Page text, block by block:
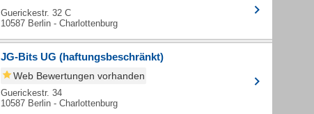
Guerickestr. 32 C
10587 Berlin - Charlottenburg
JG-Bits UG (haftungsbeschränkt)
Web Bewertungen vorhanden
Guerickestr. 34
10587 Berlin - Charlottenburg